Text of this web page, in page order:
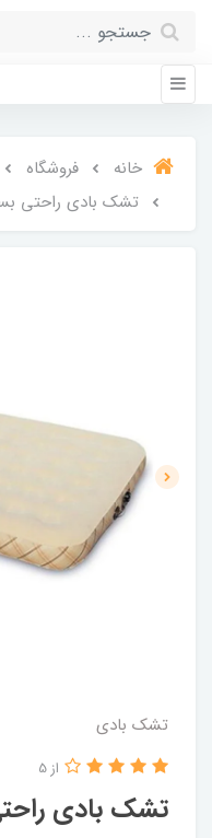
خانه فروشگاه
تشک بادی راحتی بست
تشک بادی
تشک بادی راحتی
از 5